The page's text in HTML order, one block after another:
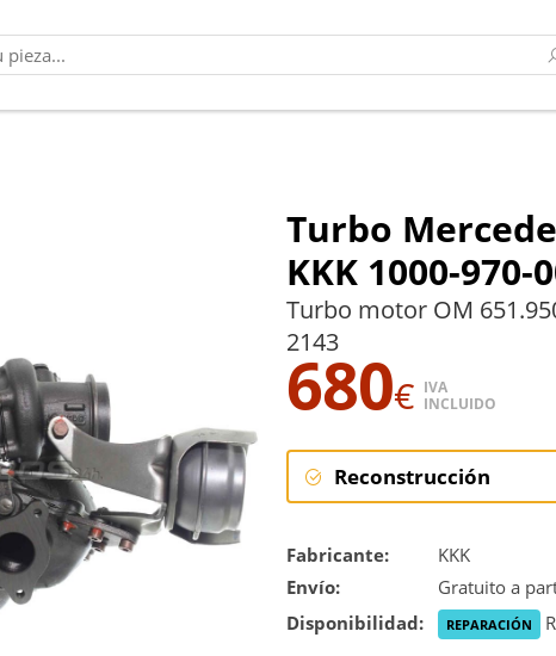
Turbo
KKK 1000-970-
Turbo motor OM
2143
680€ IVA
INCLUIDO
Reconstrucción
Fabricante:
KKK
Envío:
Gratuito a
Disponibilidad: REPARACIÓN